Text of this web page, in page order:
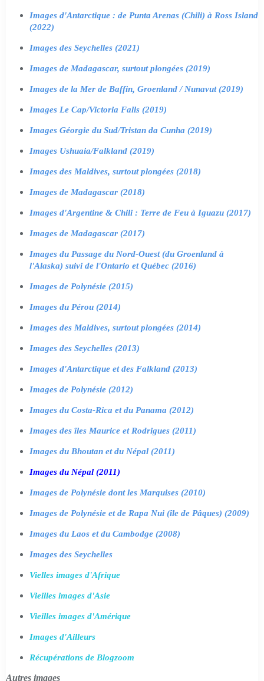
Images d'Antarctique : de Punta Arenas (Chili) à Ross Island
(2022)
Images des Seychelles (2021)
Images de Madagascar, surtout plongées (2019)
Images de la Mer de Baffin, Groenland / Nunavut (2019)
Images Le Cap/Victoria Falls (2019)
Images Géorgie du Sud/Tristan da Cunha (2019)
Images Ushuaia/Falkland (2019)
Images des Maldives, surtout plongées (2018)
Images de Madagascar (2018)
Images d'Argentine & Chili : Terre de Feu à Iguazu (2017)
Images de Madagascar (2017)
Images du Passage du Nord-Ouest (du Groenland à
l'Alaska) suivi de l'Ontario et Québec (2016)
Images de Polynésie (2015)
Images du Pérou (2014)
Images des Maldives, surtout plongées (2014)
Images des Seychelles (2013)
Images d'Antarctique et des Falkland (2013)
Images de Polynésie (2012)
Images du Costa-Rica et du Panama (2012)
Images des îles Maurice et Rodrigues (2011)
Images du Bhoutan et du Népal (2011)
Images du Népal (2011)
Images de Polynésie dont les Marquises (2010)
Images de Polynésie et de Rapa Nui (île de Pâques) (2009)
Images du Laos et du Cambodge (2008)
Images des Seychelles
Vielles images d'Afrique
Vieilles images d'Asie
Vieilles images d'Amérique
Images d'Ailleurs
Récupérations de Blogzoom
Autres images